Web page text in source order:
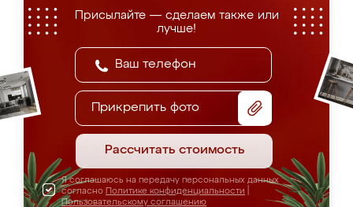
Присылайте — сделаем также или
лучше!
Прикрепить фото
Рассчитать стоимость
Я соглашаюсь на передачу персональных данных
согласно Политике конфиденциальности
Пользовательскому соглашению